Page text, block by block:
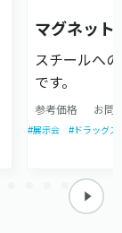
マグネット
スチールへ
です。
参考価格 お問
#展示会 #ドラッグス